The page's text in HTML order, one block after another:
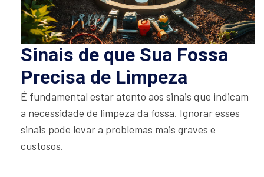
Sinais de que Sua Fossa
Precisa de Limpeza
É fundamental estar atento aos sinais que indicam
a necessidade de limpeza da fossa. Ignorar esses
sinais pode levar a problemas mais graves e
custosos.